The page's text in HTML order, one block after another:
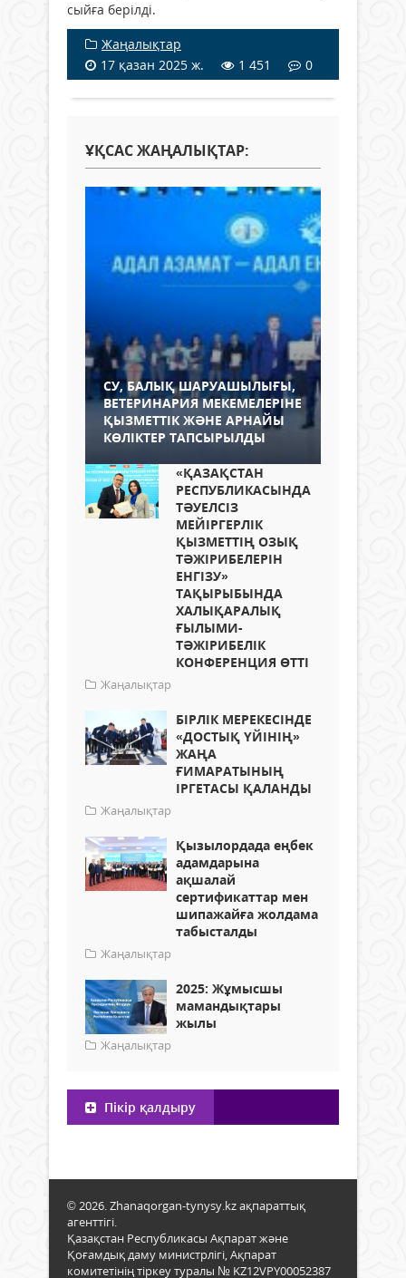
сыйға берілді.
Жаңалықтар
17 қазан 2025 ж.
1 451 0
ҰҚСАС ЖАҢАЛЫҚТАР:
СУ, БАЛЫҚ ШАРУАШЫЛЫҒЫ,
ВЕТЕРИНАРИЯ МЕКЕМЕЛЕРІНЕ
ҚЫЗМЕТТІК ЖӘНЕ АРНАЙЫ
КӨЛІКТЕР ТАПСЫРЫЛДЫ
«ҚАЗАҚСТАН
РЕСПУБЛИКАСЫНДА
ТӘУЕЛСІЗ
МЕЙІРГЕРЛІК
ҚЫЗМЕТТІҢ ОЗЫҚ
ТӘЖІРИБЕЛЕРІН
ЕНГІЗУ»
ТАҚЫРЫБЫНДА
ХАЛЫҚАРАЛЫҚ
ҒЫЛЫМИ-
ТӘЖІРИБЕЛІК
КОНФЕРЕНЦИЯ ӨТТІ
Жаңалықтар
БІРЛІК МЕРЕКЕСІНДЕ
«ДОСТЫҚ ҮЙІНІҢ»
ЖАҢА
ҒИМАРАТЫНЫҢ
ІРГЕТАСЫ ҚАЛАНДЫ
Жаңалықтар
Қызылордада еңбек
адамдарына
ақшалай
сертификаттар мен
шипажайға жолдама
табысталды
Жаңалықтар
2025: Жұмысшы
мамандықтары
жылы
Жаңалықтар
Пікір қалдыру
© 2026. Zhanaqorgan-tynysy.kz ақпараттық
агенттігі.
Қазақстан Республикасы Ақпарат және
Қоғамдық даму министрлігі, Ақпарат
комитетінің тіркеу туралы № KZ12VPY00052387